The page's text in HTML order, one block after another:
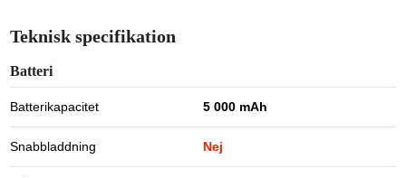
Teknisk specifikation
Batteri
Batterikapacitet 5 000 mAh
Snabbladdning Nej